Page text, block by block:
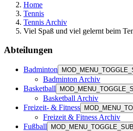
Home
Tennis
Tennis Archiv
Viel Spaß und viel gelernt beim
Abteilungen
Badminton
Badminton Archiv
Basketball
Basketball Archiv
Freizeit- & Fitness
Freizeit & Fitness Archiv
Fußball